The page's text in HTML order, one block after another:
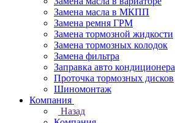
Замена масла в МКПП
Замена ремня ГРМ
Замена тормозной жидкости
Замена тормозных колодок
Замена фильтра
Заправка авто кондиционера
Проточка тормозных дисков
Шиномонтаж
Компания
Назад